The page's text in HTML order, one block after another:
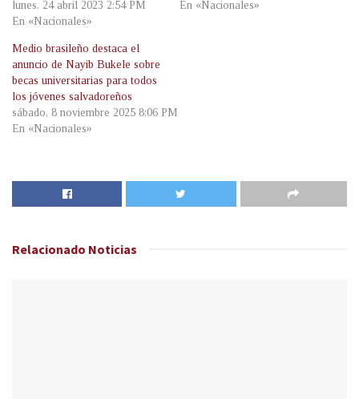
lunes, 24 abril 2023 2:54 PM
En «Nacionales»
En «Nacionales»
Medio brasileño destaca el
anuncio de Nayib Bukele sobre
becas universitarias para todos
los jóvenes salvadoreños
sábado, 8 noviembre 2025 8:06 PM
En «Nacionales»
Relacionado Noticias